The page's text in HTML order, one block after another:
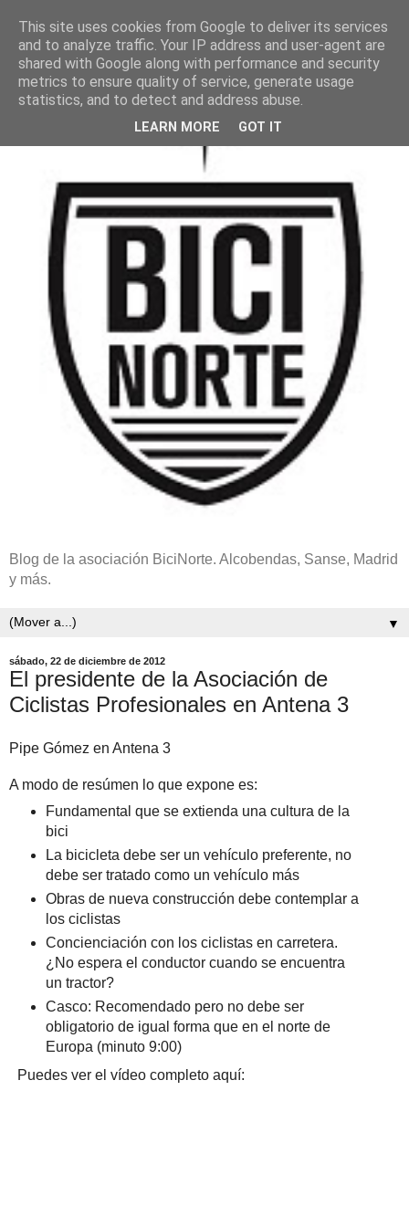
Blog de la asociación BiciNorte. Alcobendas, Sanse, Madrid
y más.
▼
sábado, 22 de diciembre de 2012
El presidente de la Asociación de
Ciclistas Profesionales en Antena 3
Pipe Gómez en Antena 3
A modo de resúmen lo que expone es:
Fundamental que se extienda una cultura de la
bici
La bicicleta debe ser un vehículo preferente, no
debe ser tratado como un vehículo más
Obras de nueva construcción debe contemplar a
los ciclistas
Concienciación con los ciclistas en carretera.
¿No espera el conductor cuando se encuentra
un tractor?
Casco: Recomendado pero no debe ser
obligatorio de igual forma que en el norte de
Europa (minuto 9:00)
Puedes ver el vídeo completo aquí:
This site uses cookies from Google to deliver its services
and to analyze traffic. Your IP address and user-agent are
shared with Google along with performance and security
metrics to ensure quality of service, generate usage
statistics, and to detect and address abuse.
LEARN MORE GOT IT